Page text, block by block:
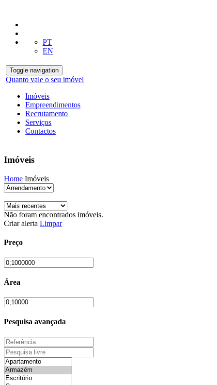
PT
EN
Toggle navigation
Quanto vale o seu imóvel
Imóveis
Empreendimentos
Recrutamento
Serviços
Contactos
Imóveis
Home Imóveis
Não foram encontrados imóveis.
Criar alerta Limpar
Preço
Área
Pesquisa avançada